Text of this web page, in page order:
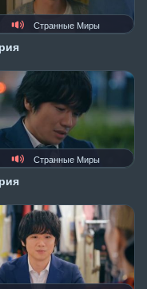
Странные Миры
Странные Миры